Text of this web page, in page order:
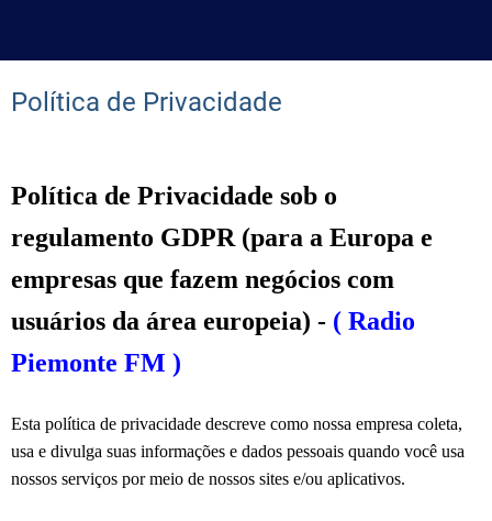
Política de Privacidade
Política de Privacidade sob o
regulamento GDPR (para a Europa e
empresas que fazem negócios com
usuários da área europeia) - ( Radio
Piemonte FM )
Esta política de privacidade descreve como nossa empresa coleta,
usa e divulga suas informações e dados pessoais quando você usa
nossos serviços por meio de nossos sites e/ou aplicativos.